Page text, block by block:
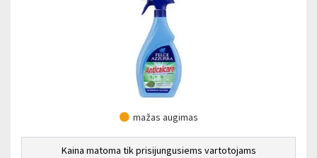
mažas augimas
Kaina matoma tik prisijungusiems vartotojams